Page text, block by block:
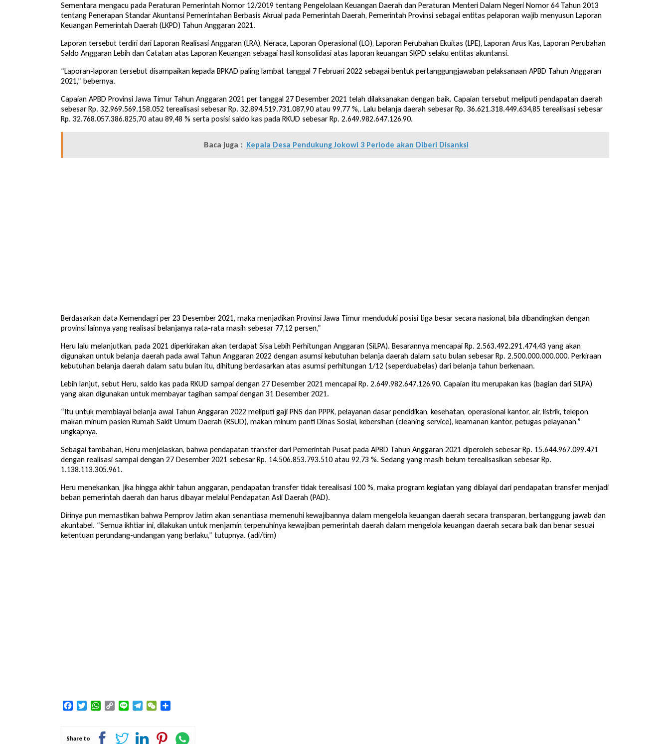
Sementara mengacu pada Peraturan Pemerintah Nomor 12/2019 tentang Pengelolaan Keuangan Daerah dan Peraturan Menteri Dalam Negeri Nomor 64 Tahun 2013
tentang Penerapan Standar Akuntansi Pemerintahan Berbasis Akrual pada Pemerintah Daerah, Pemerintah Provinsi sebagai entitas pelaporan wajib menyusun Laporan
Keuangan Pemerintah Daerah (LKPD) Tahun Anggaran 2021.
Laporan tersebut terdiri dari Laporan Realisasi Anggaran (LRA), Neraca, Laporan Operasional (LO), Laporan Perubahan Ekuitas (LPE), Laporan Arus Kas, Laporan Perubahan
Saldo Anggaran Lebih dan Catatan atas Laporan Keuangan sebagai hasil konsolidasi atas laporan keuangan SKPD selaku entitas akuntansi.
“Laporan-laporan tersebut disampaikan kepada BPKAD paling lambat tanggal 7 Februari 2022 sebagai bentuk pertanggungjawaban pelaksanaan APBD Tahun Anggaran
2021,” bebernya.
Capaian APBD Provinsi Jawa Timur Tahun Anggaran 2021 per tanggal 27 Desember 2021 telah dilaksanakan dengan baik. Capaian tersebut meliputi pendapatan daerah
sebesar Rp. 32.969.569.158.052 terealisasi sebesar Rp. 32.894.519.731.087,90 atau 99,77 %,. Lalu belanja daerah sebesar Rp. 36.621.318.449.634,85 terealisasi sebesar
Rp. 32.768.057.386.825,70 atau 89,48 % serta posisi saldo kas pada RKUD sebesar Rp. 2.649.982.647.126,90.
Baca juga : Kepala Desa Pendukung Jokowi 3 Periode akan Diberi Disanksi
Berdasarkan data Kemendagri per 23 Desember 2021, maka menjadikan Provinsi Jawa Timur menduduki posisi tiga besar secara nasional, bila dibandingkan dengan
provinsi lainnya yang realisasi belanjanya rata-rata masih sebesar 77,12 persen,”
Heru lalu melanjutkan, pada 2021 diperkirakan akan terdapat Sisa Lebih Perhitungan Anggaran (SiLPA). Besarannya mencapai Rp. 2.563.492.291.474,43 yang akan
digunakan untuk belanja daerah pada awal Tahun Anggaran 2022 dengan asumsi kebutuhan belanja daerah dalam satu bulan sebesar Rp. 2.500.000.000.000. Perkiraan
kebutuhan belanja daerah dalam satu bulan itu, dihitung berdasarkan atas asumsi perhitungan 1/12 (seperduabelas) dari belanja tahun berkenaan.
Lebih lanjut, sebut Heru, saldo kas pada RKUD sampai dengan 27 Desember 2021 mencapai Rp. 2.649.982.647.126,90. Capaian itu merupakan kas (bagian dari SiLPA)
yang akan digunakan untuk membayar tagihan sampai dengan 31 Desember 2021.
“Itu untuk membiayai belanja awal Tahun Anggaran 2022 meliputi gaji PNS dan PPPK, pelayanan dasar pendidikan, kesehatan, operasional kantor, air, listrik, telepon,
makan minum pasien Rumah Sakit Umum Daerah (RSUD), makan minum panti Dinas Sosial, kebersihan (cleaning service), keamanan kantor, petugas pelayanan,”
ungkapnya.
Sebagai tambahan, Heru menjelaskan, bahwa pendapatan transfer dari Pemerintah Pusat pada APBD Tahun Anggaran 2021 diperoleh sebesar Rp. 15.644.967.099.471
dengan realisasi sampai dengan 27 Desember 2021 sebesar Rp. 14.506.853.793.510 atau 92,73 %. Sedang yang masih belum terealisasikan sebesar Rp.
1.138.113.305.961.
Heru menekankan, jika hingga akhir tahun anggaran, pendapatan transfer tidak terealisasi 100 %, maka program kegiatan yang dibiayai dari pendapatan transfer menjadi
beban pemerintah daerah dan harus dibayar melalui Pendapatan Asli Daerah (PAD).
Dirinya pun memastikan bahwa Pemprov Jatim akan senantiasa memenuhi kewajibannya dalam mengelola keuangan daerah secara transparan, bertanggung jawab dan
akuntabel. “Semua ikhtiar ini, dilakukan untuk menjamin terpenuhinya kewajiban pemerintah daerah dalam mengelola keuangan daerah secara baik dan benar sesuai
ketentuan perundang-undangan yang berlaku,” tutupnya. (adi/tim)
FacebookTwitterWhatsApp
Copy
Line TelegramWeChat
Share to